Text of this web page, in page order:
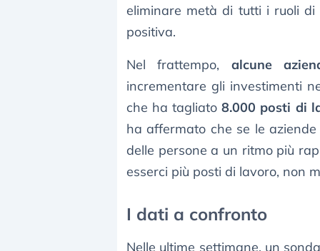
eliminare metà di tutti i ruoli
positiva.
Nel frattempo, alcune
incrementare gli investimenti
che ha tagliato8.000 posti di
ha affermato che se le
delle persone a un ritmo più
esserci più posti di lavoro, non
I dati a confronto
Nelle ultime settimane, un